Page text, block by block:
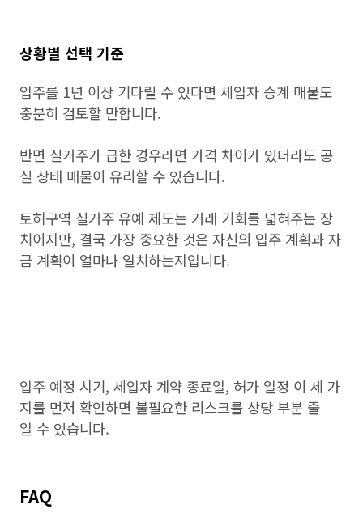
상황별 선택 기준
입주를 1년 이상 기다릴 수 있다면 세입자 승계 매물도
충분히 검토할 만합니다.
반면 실거주가 급한 경우라면 가격 차이가 있더라도 공
실 상태 매물이 유리할 수 있습니다.
토허구역 실거주 유예 제도는 거래 기회를 넓혀주는 장
치이지만, 결국 가장 중요한 것은 자신의 입주 계획과 자
금 계획이 얼마나 일치하는지입니다.
입주 예정 시기, 세입자 계약 종료일, 허가 일정 이 세 가
지를 먼저 확인하면 불필요한 리스크를 상당 부분 줄
일 수 있습니다.
FAQ